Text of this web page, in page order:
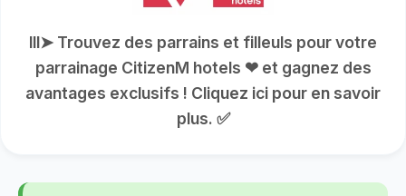
lll➤ Trouvez des parrains et filleuls pour votre
parrainage CitizenM hotels ❤ et gagnez des
avantages exclusifs ! Cliquez ici pour en savoir
plus. ✅